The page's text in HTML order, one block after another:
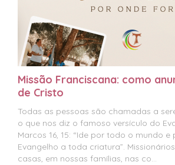
Missão Franciscana: como
de Cristo
Todas as pessoas são chamadas a
o que nos diz o famoso versículo do
Marcos 16, 15: “Ide por todo o mundo e
Evangelho a toda criatura”.
casas, em nossas famílias, nas co...